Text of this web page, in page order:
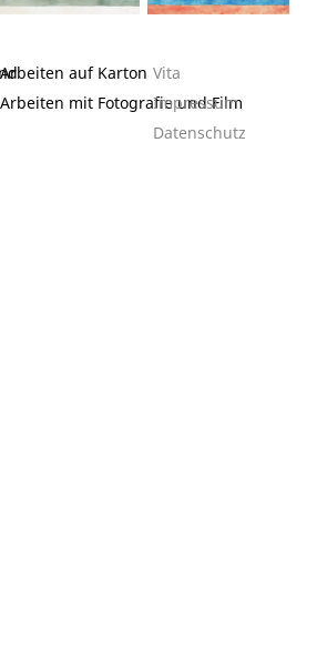
Arbeiten auf Karton
Arbeiten mit Fotografie und Film
Vita
Impressum
Datenschutz